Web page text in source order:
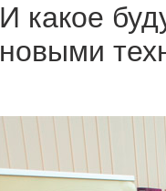
И какое
новыми